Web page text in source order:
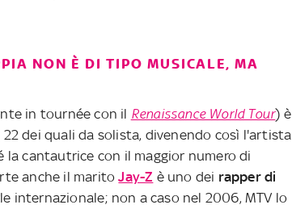
NON È DI TIPO MUSICALE, MA
in tournée con il Renaissance World Tour) è
22 dei quali da solista, divenendo così l'artista
cantautrice con il maggior numero di
anche il maritoJay-Z è uno dei rapper di
internazionale; non a caso nel 2006, MTV lo